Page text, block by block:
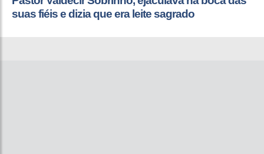
suas fiéis e dizia que era leite sagrado